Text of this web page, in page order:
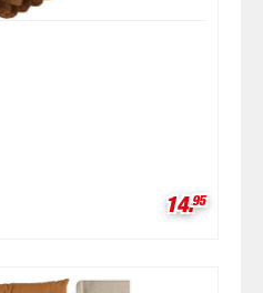
14.95